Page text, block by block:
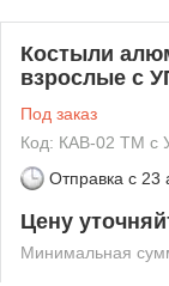
Костыли
взрослые с
Под заказ
Код: КАВ-02 ТМ с
Отправка с 23
Цену
Минимальная